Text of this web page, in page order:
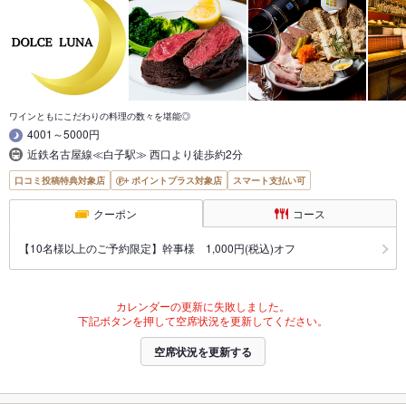
ワインともにこだわりの料理の数々を堪能◎
4001～5000円
近鉄名古屋線≪白子駅≫ 西口より徒歩約2分
口コミ投稿特典対象店 ポイントプラス対象店 スマート支払い可
クーポン コース
【10名様以上のご予約限定】幹事様 1,000円(税込)オフ
カレンダーの更新に失敗しました。
下記ボタンを押して空席状況を更新してください。
空席状況を更新する